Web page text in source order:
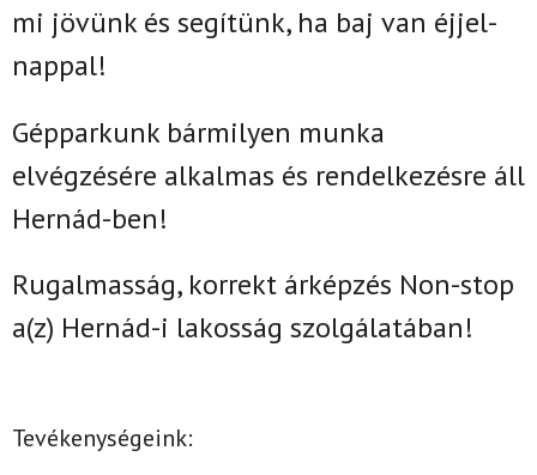
mi jövünk és segítünk, ha baj van éjjel-
nappal!
Gépparkunk bármilyen munka
elvégzésére alkalmas és rendelkezésre áll
Hernád-ben!
Rugalmasság, korrekt árképzés Non-stop
a(z) Hernád-i lakosság szolgálatában!
Tevékenységeink: